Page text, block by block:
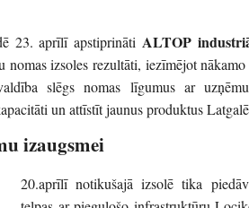
23. aprīlī apstiprināti ALTOP
nomas izsoles rezultāti, iezīmējot
slēgs nomas līgumus ar
un attīstīt jaunus produktus
izaugsmei
20.aprīlī notikušajā izsolē tika